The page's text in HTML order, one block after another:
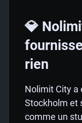
💎
rien
Nolimit City a
Stockholm et
comme un